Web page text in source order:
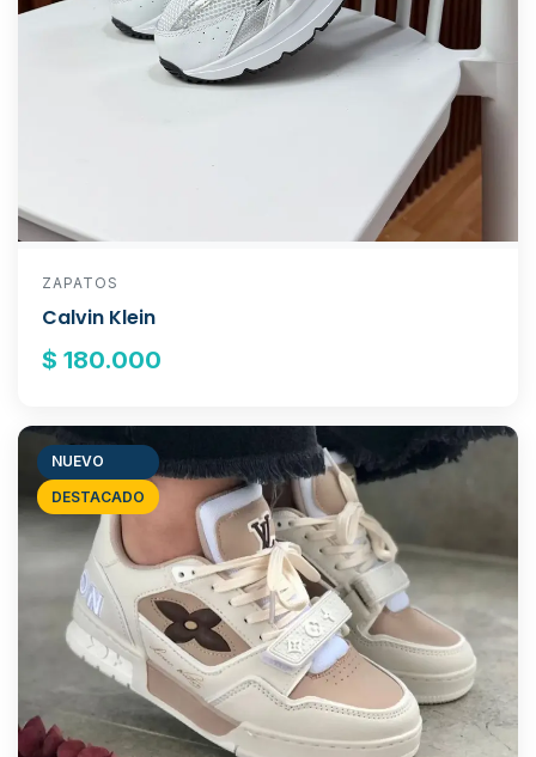
ZAPATOS
Calvin Klein
$ 180.000
NUEVO
DESTACADO